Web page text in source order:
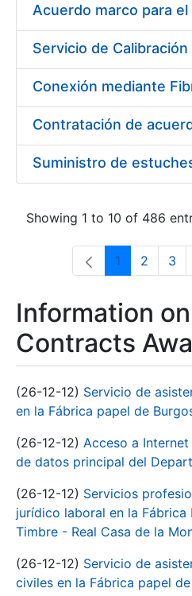
Showing 1 to 10 of 486
Page
1 Page
2 3
Information
Contracts
(26-12-12) Servicio de
en la Fábrica papel de
(26-12-12) Acceso a
de datos principal del
(26-12-12) Servicios
jurídico laboral en la
Timbre - Real Casa de la
(26-12-12) Servicio de
civiles en la Fábrica papel